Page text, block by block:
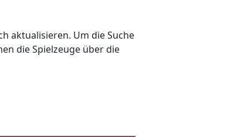
aktualisieren. Um die Suche
die Spielzeuge über die